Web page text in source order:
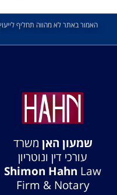
האמור באתר לא מהווה תחליף
שמעון האן משרד
עורכי דין ונוטריון
Shimon Hahn Law
Firm & Notary